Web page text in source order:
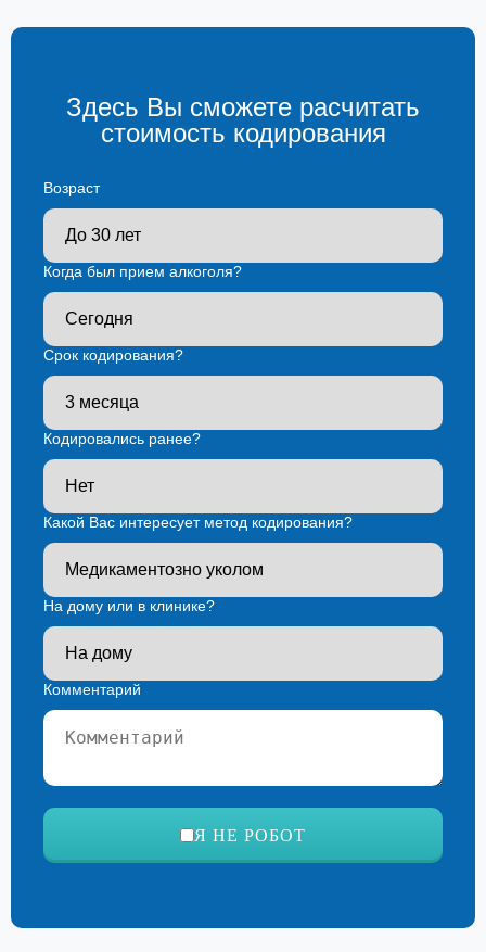
Здесь Вы сможете расчитать
стоимость кодирования
Возраст
Когда был прием алкоголя?
Срок кодирования?
Кодировались ранее?
Какой Вас интересует метод кодирования?
На дому или в клинике?
Комментарий
Я НЕ РОБОТ